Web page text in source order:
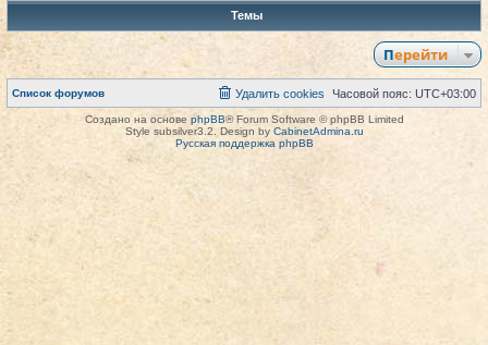
Темы
Перейти
Список форумов Часовой пояс: UTC+03:00
Удалить cookies
Создано на основе phpBB® Forum Software © phpBB Limited
Style subsilver3.2. Design by CabinetAdmina.ru
Русская поддержка phpBB